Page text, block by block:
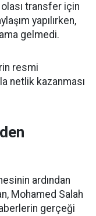
transfer için
yapılırken,
gelmedi.
resmi
netlik kazanması
ardından
Mohamed Salah
gerçeği